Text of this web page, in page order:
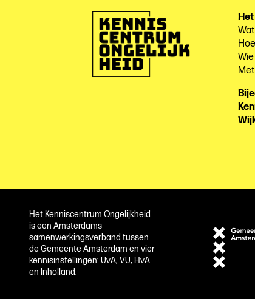
Het Kenniscentrum Ongelijkheid
is een Amsterdams
samenwerkingsverband tussen
de Gemeente Amsterdam en vier
kennisinstellingen: UvA, VU, HvA
en Inholland.